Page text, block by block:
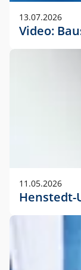
13.07.2026
Video:
11.05.2026